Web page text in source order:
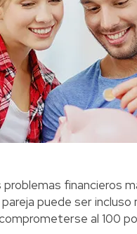
problemas financieros
puede ser
al 100